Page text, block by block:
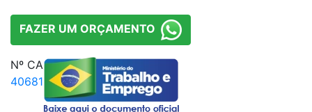
FAZER UM ORÇAMENTO
Nº CA
40681